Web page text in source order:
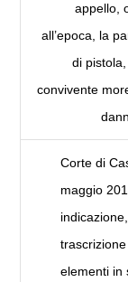
appello,
all’epoca, la
di
convivente
Corte di
maggio
elementi in